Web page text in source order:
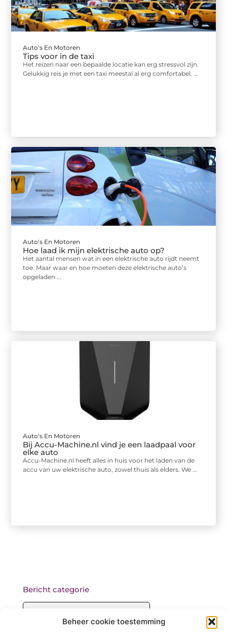
Beheer cookie toestemming
Auto's En Motoren
Tips voor in de taxi
Het reizen naar een bepaalde locatie kan erg stressvol zijn.
Gelukkig reis je met een taxi meestal al erg comfortabel. ...
Auto's En Motoren
Hoe laad ik mijn elektrische auto op?
Het aantal mensen wat in een elektrische auto rijdt neemt
toe. Maar waar en hoe moeten deze elektrische auto’s
opgeladen ...
Auto's En Motoren
Bij Accu-Machine.nl vind je een laadpaal voor
elke auto
Accu-Machine.nl heeft alles in huis voor het laden van de
accu van uw elektrische auto, zowel thuis als elders. We ...
Bericht categorie